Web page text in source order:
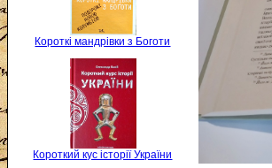
Короткі мандрівки з Боготи
Короткий кус історії України